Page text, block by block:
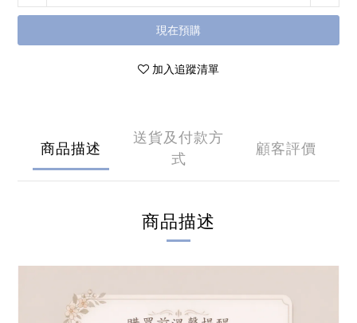
現在預購
加入追蹤清單
商品描述
送貨及付款方
式
顧客評價
商品描述